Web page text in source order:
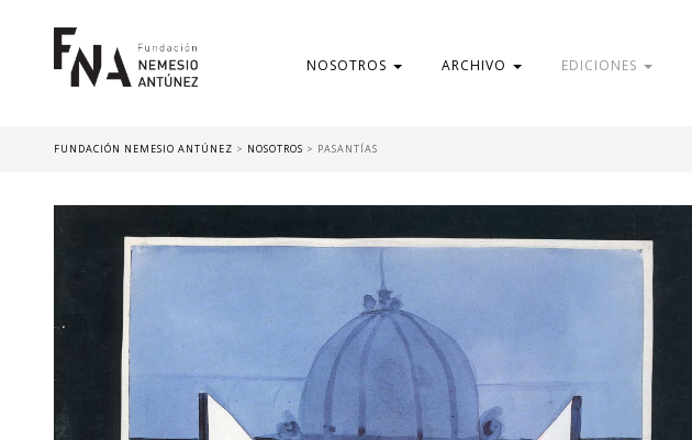
NOSOTROS ARCHIVO EDICIONES
FUNDACIÓN NEMESIO ANTÚNEZ > NOSOTROS > PASANTÍAS